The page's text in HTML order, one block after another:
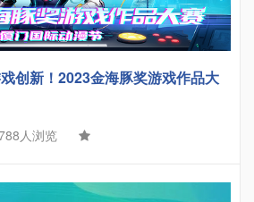
创新！2023金海豚奖游戏作品大
人浏览